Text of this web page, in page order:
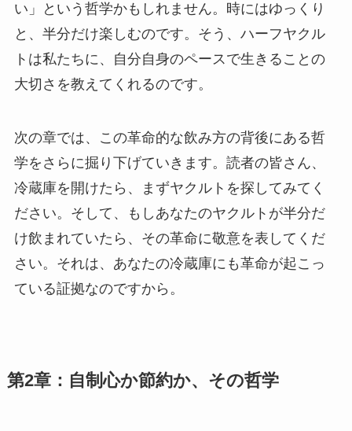
い」という哲学かもしれません。時にはゆっくり
と、半分だけ楽しむのです。そう、ハーフヤクル
トは私たちに、自分自身のペースで生きることの
大切さを教えてくれるのです。
次の章では、この革命的な飲み方の背後にある哲
学をさらに掘り下げていきます。読者の皆さん、
冷蔵庫を開けたら、まずヤクルトを探してみてく
ださい。そして、もしあなたのヤクルトが半分だ
け飲まれていたら、その革命に敬意を表してくだ
さい。それは、あなたの冷蔵庫にも革命が起こっ
ている証拠なのですから。
第2章：自制心か節約か、その哲学